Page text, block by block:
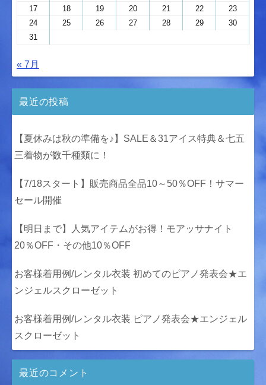
17
18 19 20 21 22
23
24
25 26 27 28 29
30
31
« 7月
最近の投稿
【夏休みは秋の準備を♪】SALE＆31アイス特典＆七五
三着物が数千種類に！
【7/18スタート】販売商品全品10～50％OFF！サマー
セール開催
【明日まで】人気アイテムがお得！モアッサナイト
20％OFF・その他10％OFF
お客様着用例/レンタル衣装 初めてのピアノ発表会★エ
ンジェルスクローゼット
お客様着用例/レンタル衣装 ピアノ発表会★エンジェル
スクローゼット
最近のコメント